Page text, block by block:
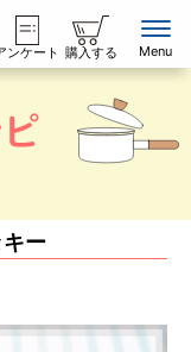
ンケート 購入する Menu
ー